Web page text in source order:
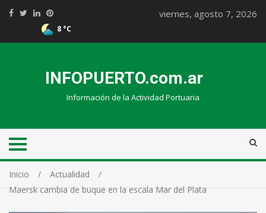
8 °C
viernes, agosto 7, 2026
INFOPUERTO.com.ar
Información de la Actividad Portuaria
Inicio
Actualidad
Maersk cambia de buque en la escala Mar del Plata